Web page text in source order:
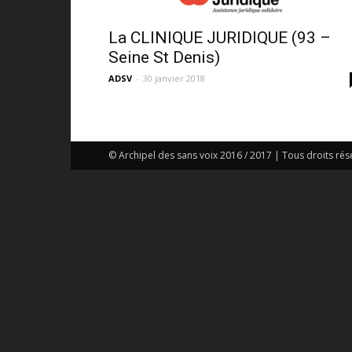
La CLINIQUE JURIDIQUE (93 –
Seine St Denis)
ADSV - 30 janvier 2018
© Archipel des sans voix 2016 / 2017 | Tous droits